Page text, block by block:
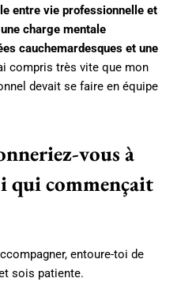
entre vie professionnelle et
charge mentale
cauchemardesques et une
compris très vite que mon
devait se faire en équipe
vous à
qui commençait
entoure-toi de
sois patiente.